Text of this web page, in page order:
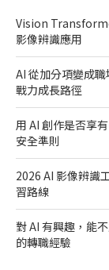
Vision
影像辨識應用
AI 從加分項變成
戰力成長路徑
用 AI 創作是否享
安全準則
2026 AI 影像辨識
習路線
對 AI 有興趣，能
的轉職經驗